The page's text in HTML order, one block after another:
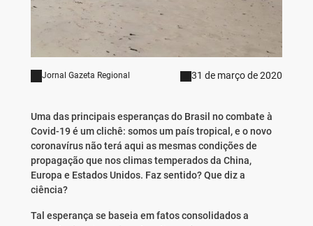
Jornal Gazeta Regional 31 de março de 2020
Uma das principais esperanças do Brasil no combate à
Covid-19 é um clichê: somos um país tropical, e o novo
coronavírus não terá aqui as mesmas condições de
propagação que nos climas temperados da China,
Europa e Estados Unidos. Faz sentido? Que diz a
ciência?
Tal esperança se baseia em fatos consolidados a